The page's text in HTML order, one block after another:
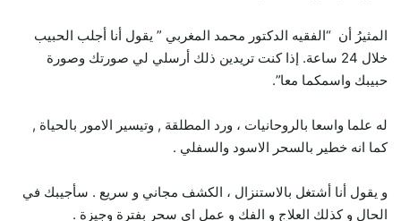
المثيرُ أن “الفقيه الدكتور محمد المغربي ” يقول أنا أجلب الحبيب
خلال 24 ساعة. إذا كنت تريدين ذلك أرسلي لي صورتك وصورة
حبيبك واسمكما معا”.
له علما واسعا بالروحانيات ، ورد المطلقة , وتيسير الامور بالحياة ,
كما انه خطير بالسحر الاسود والسفلي .
و يقول أنا أشتغل بالاستنزال ، الكشف مجاني و سريع . سأجيبك في
الحال و كذلك العلاج و الفك و عمل اي سحر بفترة وجيزة .